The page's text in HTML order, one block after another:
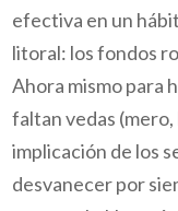
efectiva en un
litoral: los fondos
Ahora mismo para
faltan vedas (mero
implicación de los
desvanecer por